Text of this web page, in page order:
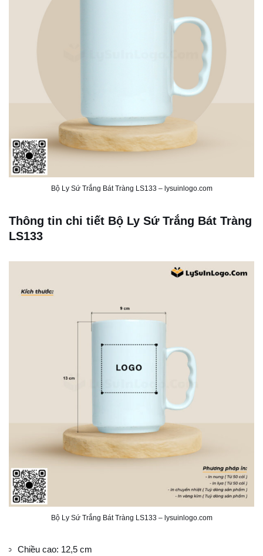
Bộ Ly Sứ Trắng Bát Tràng LS133 – lysuinlogo.com
Thông tin chi tiết Bộ Ly Sứ Trắng Bát Tràng
LS133
Bộ Ly Sứ Trắng Bát Tràng LS133 – lysuinlogo.com
Chiều cao: 12,5 cm